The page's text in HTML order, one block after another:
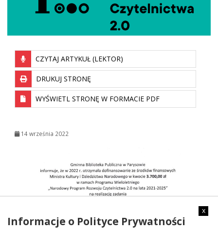
CZYTAJ ARTYKUŁ (LEKTOR)
DRUKUJ STRONĘ
WYŚWIETL STRONĘ W FORMACIE PDF
14 września 2022
x
Informacje o Polityce Prywatności